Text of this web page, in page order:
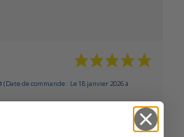
(Date de commande : Le 18 janvier 2026 à